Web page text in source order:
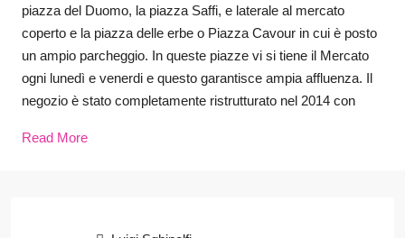
piazza del Duomo, la piazza Saffi, e laterale al mercato
coperto e la piazza delle erbe o Piazza Cavour in cui è posto
un ampio parcheggio. In queste piazze vi si tiene il Mercato
ogni lunedì e venerdi e questo garantisce ampia affluenza. Il
negozio è stato completamente ristrutturato nel 2014 con
Read More